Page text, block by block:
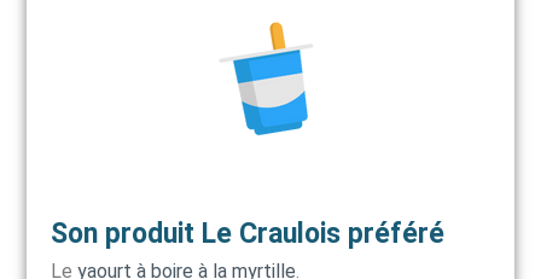
Son produit Le Craulois préféré
Leyaourt à boire à la myrtille.